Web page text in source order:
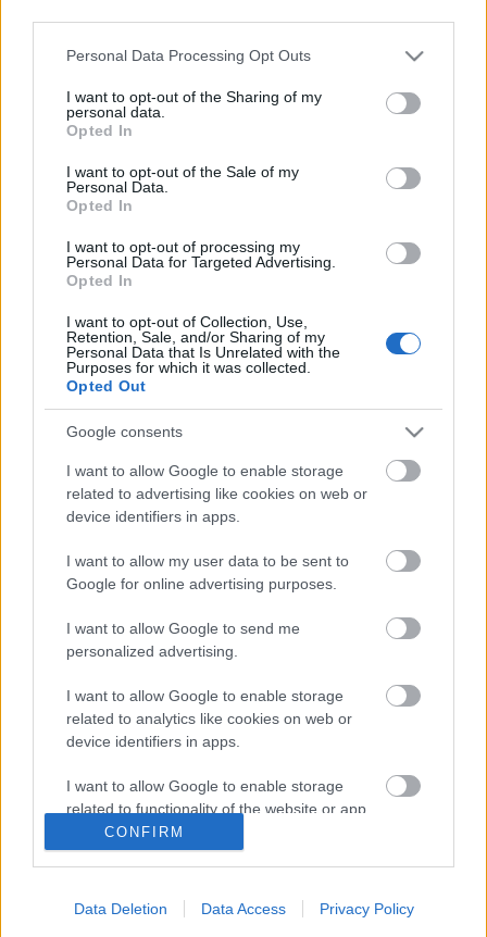
Please note that this website/app uses one or more Google
not limited to your visit or usage behaviour. You may click to
grant or deny consent to Google and its third-party tags to
use your data for below specified purposes in below Google
consent section.
Personal Data Processing Opt Outs
I want to opt-out of the Sharing of my
personal data.
Opted In
I want to opt-out of the Sale of my
Personal Data.
Opted In
I want to opt-out of processing my
Personal Data for Targeted Advertising.
Opted In
I want to opt-out of Collection, Use,
Retention, Sale, and/or Sharing of my
Personal Data that Is Unrelated with the
Purposes for which it was collected.
Opted Out
Google consents
I want to allow Google to enable storage
related to advertising like cookies on web or
device identifiers in apps.
I want to allow my user data to be sent to
Google for online advertising purposes.
I want to allow Google to send me
personalized advertising.
I want to allow Google to enable storage
related to analytics like cookies on web or
device identifiers in apps.
I want to allow Google to enable storage
related to functionality of the website or app.
I want to allow Google to enable storage
I want to allow Google to enable storage
CONFIRM
Data Deletion Data Access Privacy Policy
Ylikunto – näkymätön
vihollinen ladulla
TEKIJÄ
Maastohiihto on yksi vaativimmista
kestävyyslajeista. Harjoitusmäärät kohoavat
helposti tuhansiin tunteihin vuodessa,
kilpailukausi on pitkä ja ympärivuotinen
harjoittelu vaatii tarkkaa tasapainoilua
kuormituksen ja levon välillä. Yksi suurimmista
riskeistä hiihtäjän uralla on ylikunto eli
ylirasitustila. Se on salakavala ilmiö, joka voi
pilata yksittäisen kauden, mutta pahimmillaan
myös koko uran.
Maastohiihto
Pääsiäinen hiihtäjän
silmin – hiljentymistä,
herkkuja ja harjoittelun
suuntaamista kohti kesää
TEKIJÄ TEEMU VIRTANEN